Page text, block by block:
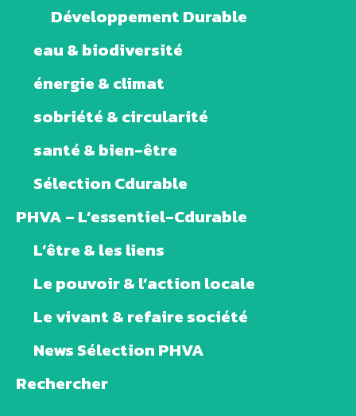
Développement Durable
eau & biodiversité
énergie & climat
sobriété & circularité
santé & bien-être
Sélection Cdurable
PHVA – L’essentiel-Cdurable
L’être & les liens
Le pouvoir & l’action locale
Le vivant & refaire société
News Sélection PHVA
Rechercher